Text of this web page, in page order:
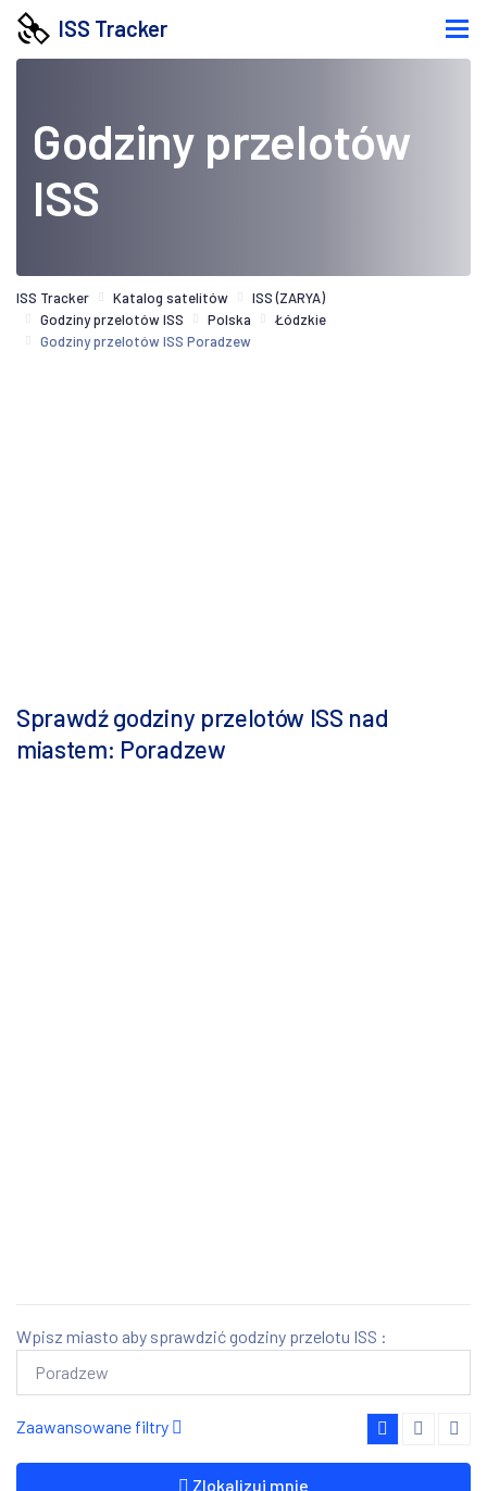
ISS Tracker
Godziny przelotów
ISS
ISS Tracker Katalog satelitów
ISS (ZARYA)
Godziny przelotów ISS
Polska
Łódzkie
Godziny przelotów ISS Poradzew
Sprawdź godziny przelotów ISS nad
miastem: Poradzew
Wpisz miasto aby sprawdzić godziny przelotu ISS :
Zaawansowane filtry
Zlokalizuj mnie